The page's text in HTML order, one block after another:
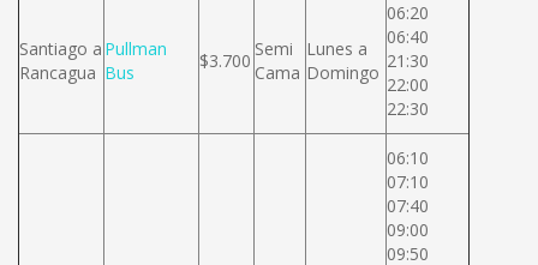
Santiago a
Rancagua
Pullman
Bus
$3.700
Semi
Cama
Lunes a
Domingo
06:20
06:40
21:30
22:00
22:30
06:10
07:10
07:40
09:00
09:50